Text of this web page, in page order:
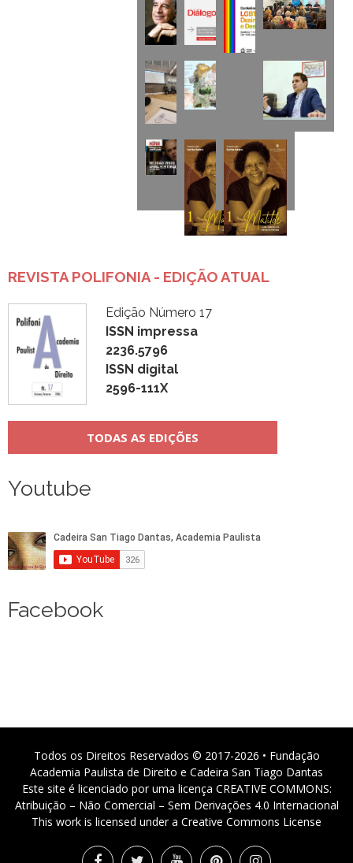
REVISTA POLIFONIA - EDIÇÃO ATUAL
Edição Número 17
ISSN impressa
2236.5796
ISSN digital
2596-111X
TODAS AS EDIÇÕES
Youtube
Facebook
Todos os Direitos Reservados © 2017-2026 • Fundação
Academia Paulista de Direito e Cadeira San Tiago Dantas
Este site é licenciado por uma licença CREATIVE COMMONS:
Atribuição – Não Comercial – Sem Derivações 4.0 Internacional
This work is licensed under a Creative Commons License